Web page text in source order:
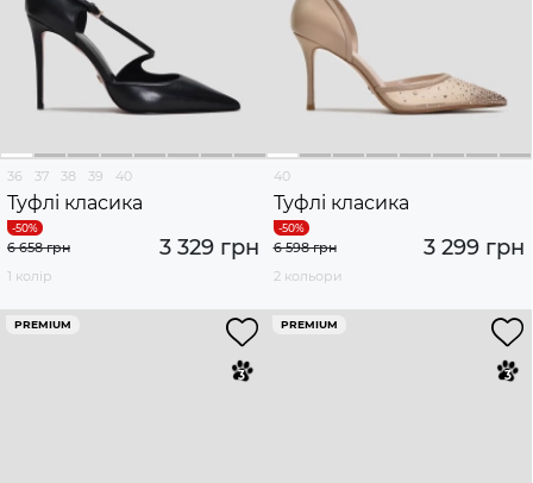
36 37 38 39 40
Туфлі класика
3 329 грн
6 658 грн
1 колір
40
Туфлі класика
3 299 грн
6 598 грн
2 кольори
PREMIUM PREMIUM